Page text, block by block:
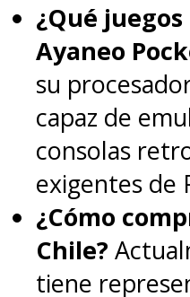
¿Qué
Ayaneo
su
capaz de
consolas
exigentes de
¿Cómo
Chile?
tiene